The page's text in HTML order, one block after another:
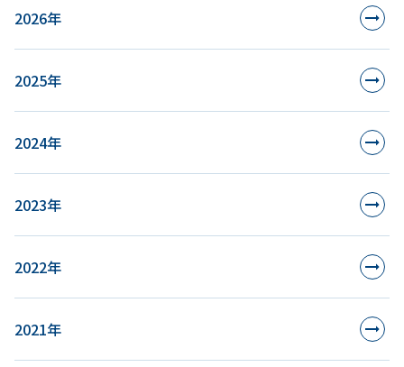
2026年
2025年
2024年
2023年
2022年
2021年